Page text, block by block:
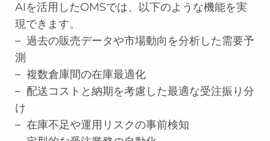
AIを活用したOMSでは、以下のような機能を実
現できます。
– 過去の販売データや市場動向を分析した需要予
測
– 複数倉庫間の在庫最適化
– 配送コストと納期を考慮した最適な受注振り分
け
– 在庫不足や運用リスクの事前検知